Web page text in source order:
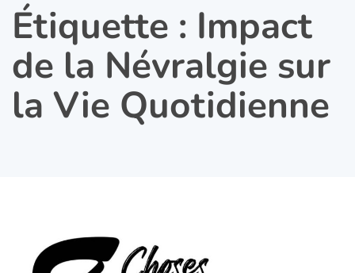
Étiquette : Impact
de la Névralgie sur
la Vie Quotidienne